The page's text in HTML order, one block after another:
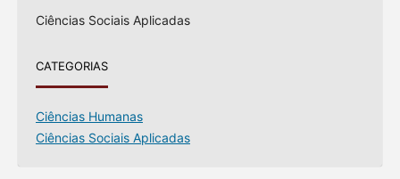
Ciências Sociais Aplicadas
CATEGORIAS
Ciências Humanas
Ciências Sociais Aplicadas